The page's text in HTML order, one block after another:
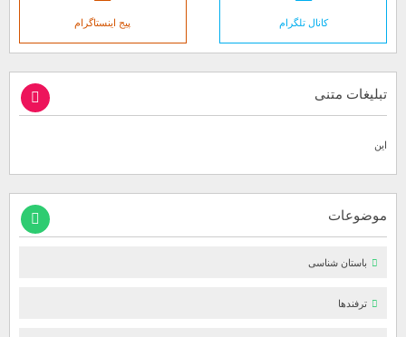
کانال تلگرام پیج اینستاگرام
تبلیغات متنی
این
موضوعات
باستان شناسی
ترفندها